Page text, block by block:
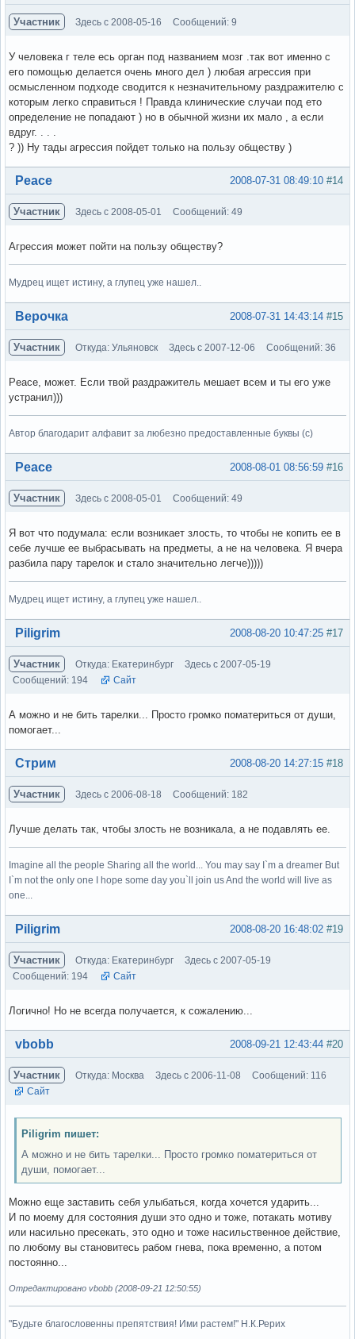
Участник Здесь с 2008-05-16 Сообщений: 9
У человека г теле есь орган под названием мозг .так вот именно с
его помощью делается очень много дел ) любая агрессия при
осмысленном подходе сводится к незначительному раздражителю с
которым легко справиться ! Правда клинические случаи под ето
определение не попадают ) но в обычной жизни их мало , а если
вдруг. . . .
? )) Ну тады агрессия пойдет только на пользу обществу )
Вне форума #14
2008-07-31 08:49:10
Peace
Участник Здесь с 2008-05-01 Сообщений: 49
Агрессия может пойти на пользу обществу?
Мудрец ищет истину, а глупец уже нашел..
Вне форума #15
2008-07-31 14:43:14
Верочка
Участник Откуда: Ульяновск Здесь с 2007-12-06 Сообщений: 36
Peace, может. Если твой раздражитель мешает всем и ты его уже
устранил)))
Автор благодарит алфавит за любезно предоставленные буквы (с)
Вне форума #16
2008-08-01 08:56:59
Peace
Участник Здесь с 2008-05-01 Сообщений: 49
Я вот что подумала: если возникает злость, то чтобы не копить ее в
себе лучше ее выбрасывать на предметы, а не на человека. Я вчера
разбила пару тарелок и стало значительно легче)))))
Мудрец ищет истину, а глупец уже нашел..
Вне форума #17
2008-08-20 10:47:25
Piligrim
Участник Откуда: Екатеринбург
Здесь с 2007-05-19
Сообщений: 194
Сайт
А можно и не бить тарелки... Просто громко поматериться от души,
помогает...
Вне форума #18
2008-08-20 14:27:15
Стрим
Участник Здесь с 2006-08-18 Сообщений: 182
Лучше делать так, чтобы злость не возникала, а не подавлять ее.
Imagine all the people Sharing all the world... You may say I`m a dreamer But
I`m not the only one I hope some day you`ll join us And the world will live as
one...
Вне форума #19
2008-08-20 16:48:02
Piligrim
Участник Откуда: Екатеринбург
Здесь с 2007-05-19
Сообщений: 194
Сайт
Логично! Но не всегда получается, к сожалению...
Вне форума #20
2008-09-21 12:43:44
vbobb
Участник Откуда: Москва Здесь с 2006-11-08
Сообщений: 116
Сайт
Piligrim пишет:
А можно и не бить тарелки... Просто громко поматериться от
души, помогает...
Можно еще заставить себя улыбаться, когда хочется ударить...
И по моему для состояния души это одно и тоже, потакать мотиву
или насильно пресекать, это одно и тоже насильственное действие,
по любому вы становитесь рабом гнева, пока временно, а потом
постоянно...
Отредактировано vbobb (2008-09-21 12:50:55)
"Будьте благословенны препятствия! Ими растем!" Н.К.Рерих